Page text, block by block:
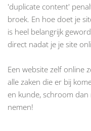
'duplicate content'
broek. En hoe doet je
is heel belangrijk
direct nadat je je site
Een website zelf online
alle zaken die er bij
en kunde, schroom
nemen!